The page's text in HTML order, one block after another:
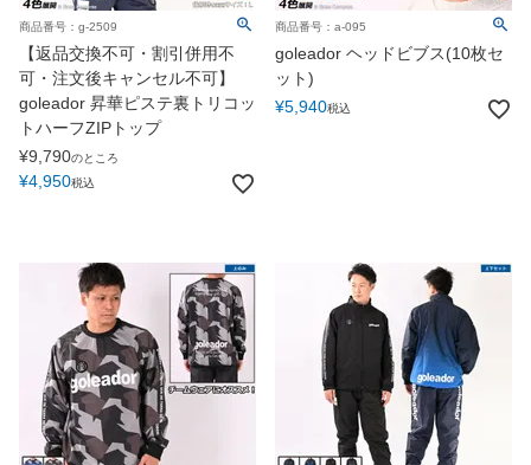
商品番号：g-2509
【返品交換不可・割引併用不
可・注文後キャンセル不可】
goleador 昇華ピステ裏トリコッ
トハーフZIPトップ
¥9,790のところ
¥4,950税込
商品番号：a-095
goleador ヘッドビブス(10枚セ
ット)
¥5,940税込